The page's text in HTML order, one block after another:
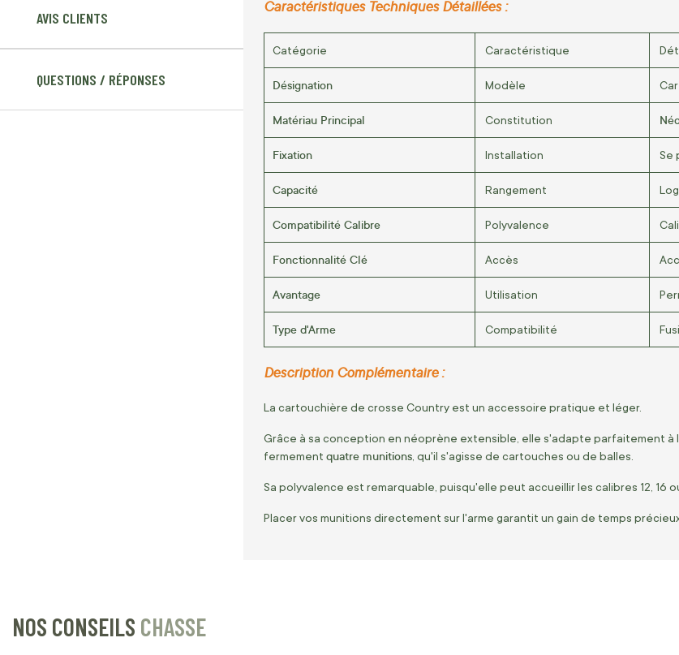
AVIS CLIENTS
QUESTIONS / RÉPONSES
Caractéristiques Techniques Détaillées :
Catégorie Caractéristique
Désignation Modèle
Matériau Principal Constitution
Fixation Installation Se
Capacité Rangement
Compatibilité Calibre Polyvalence
Fonctionnalité Clé Accès
Avantage Utilisation
Type d'Arme Compatibilité
Description Complémentaire :
La cartouchière de crosse Country est un accessoire pratique et léger.
Grâce à sa conception en néoprène extensible, elle s'adapte parfaitement à
fermement quatre munitions , qu'il s'agisse de cartouches ou de balles.
Sa polyvalence est remarquable, puisqu'elle peut accueillir les calibres 12, 16
Placer vos munitions directement sur l'arme garantit un gain de temps
NOS CONSEILS CHASSE